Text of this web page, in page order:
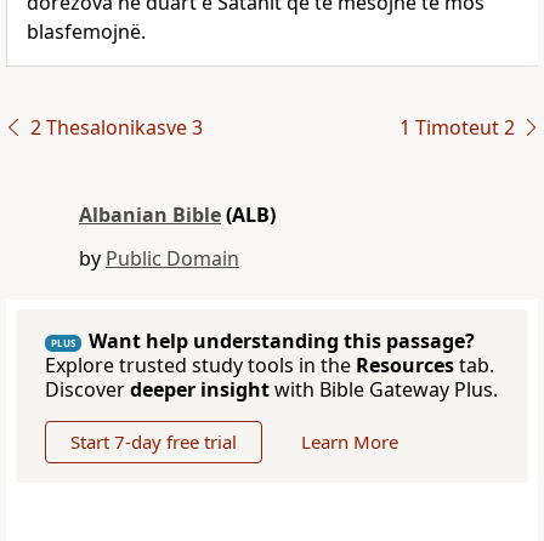
blasfemojnë.
2 Thesalonikasve 3 1 Timoteut 2
Albanian Bible(ALB)
by Public Domain
PLUS
Want help understanding this passage?
Explore trusted study tools in the Resourcestab.
Discoverdeeper insightwith Bible Gateway Plus.
Start 7-day free trial Learn More